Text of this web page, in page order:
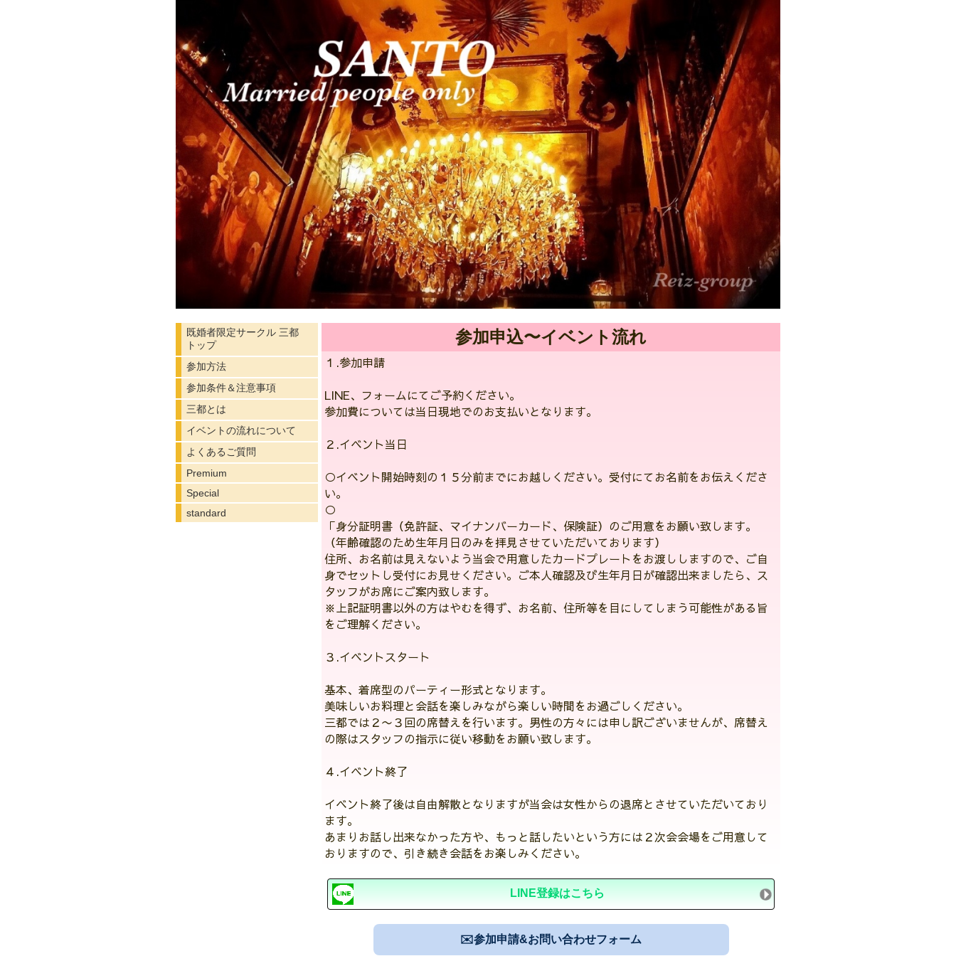
参加申込〜イベント流れ
１.参加申請
LINE、フォームにてご予約ください。
参加費については当日現地でのお支払いとなります。
２.イベント当日
○イベント開始時刻の１５分前までにお越しください。受付にてお名前をお伝えくださ
い。
○
「身分証明書（免許証、マイナンバーカード、保険証）のご用意をお願い致します。
（年齢確認のため生年月日のみを拝見させていただいております）
住所、お名前は見えないよう当会で用意したカードプレートをお渡ししますので、ご自
身でセットし受付にお見せください。ご本人確認及び生年月日が確認出来ましたら、ス
タッフがお席にご案内致します。
※上記証明書以外の方はやむを得ず、お名前、住所等を目にしてしまう可能性がある旨
をご理解ください。
３.イベントスタート
基本、着席型のパーティー形式となります。
美味しいお料理と会話を楽しみながら楽しい時間をお過ごしください。
三都では２〜３回の席替えを行います。男性の方々には申し訳ございませんが、席替え
の際はスタッフの指示に従い移動をお願い致します。
４.イベント終了
イベント終了後は自由解散となりますが当会は女性からの退席とさせていただいており
ます。
あまりお話し出来なかった方や、もっと話したいという方には２次会会場をご用意して
おりますので、引き続き会話をお楽しみください。
LINE登録はこちら
✉️参加申請&お問い合わせフォーム
既婚者限定サークル 三都
トップ
参加方法
参加条件＆注意事項
三都とは
イベントの流れについて
よくあるご質問
Premium
Special
standard